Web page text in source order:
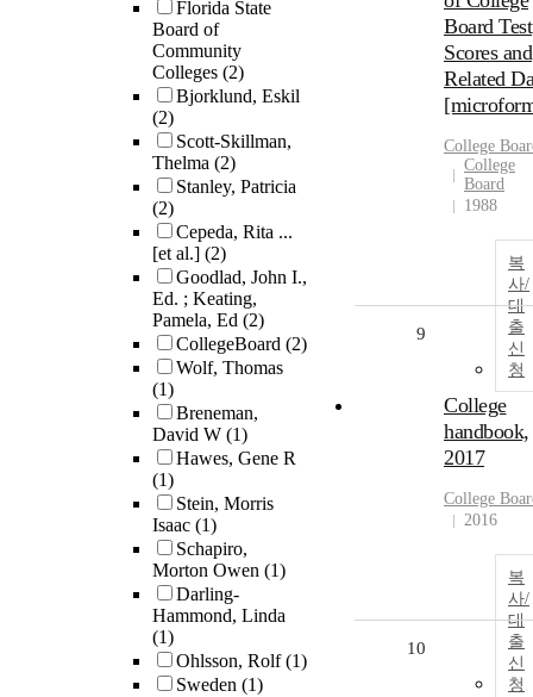
Florida State
Board of
Community
Colleges (2)
Bjorklund, Eskil
(2)
Scott-Skillman,
Thelma (2)
Stanley, Patricia
(2)
Cepeda, Rita ...
[et al.] (2)
Goodlad, John I.,
Ed. ; Keating,
Pamela, Ed (2)
CollegeBoard (2)
Wolf, Thomas
(1)
Breneman,
David W (1)
Hawes, Gene R
(1)
Stein, Morris
Isaac (1)
Schapiro,
Morton Owen (1)
Darling-
Hammond, Linda
(1)
Ohlsson, Rolf(1)
Sweden (1)
Board Test
Scores and
Related
College
College
Board
1988
복
사/
대
출
신
청
9
College
handbook,
2017
College
2016
복
사/
대
출
신
청
10